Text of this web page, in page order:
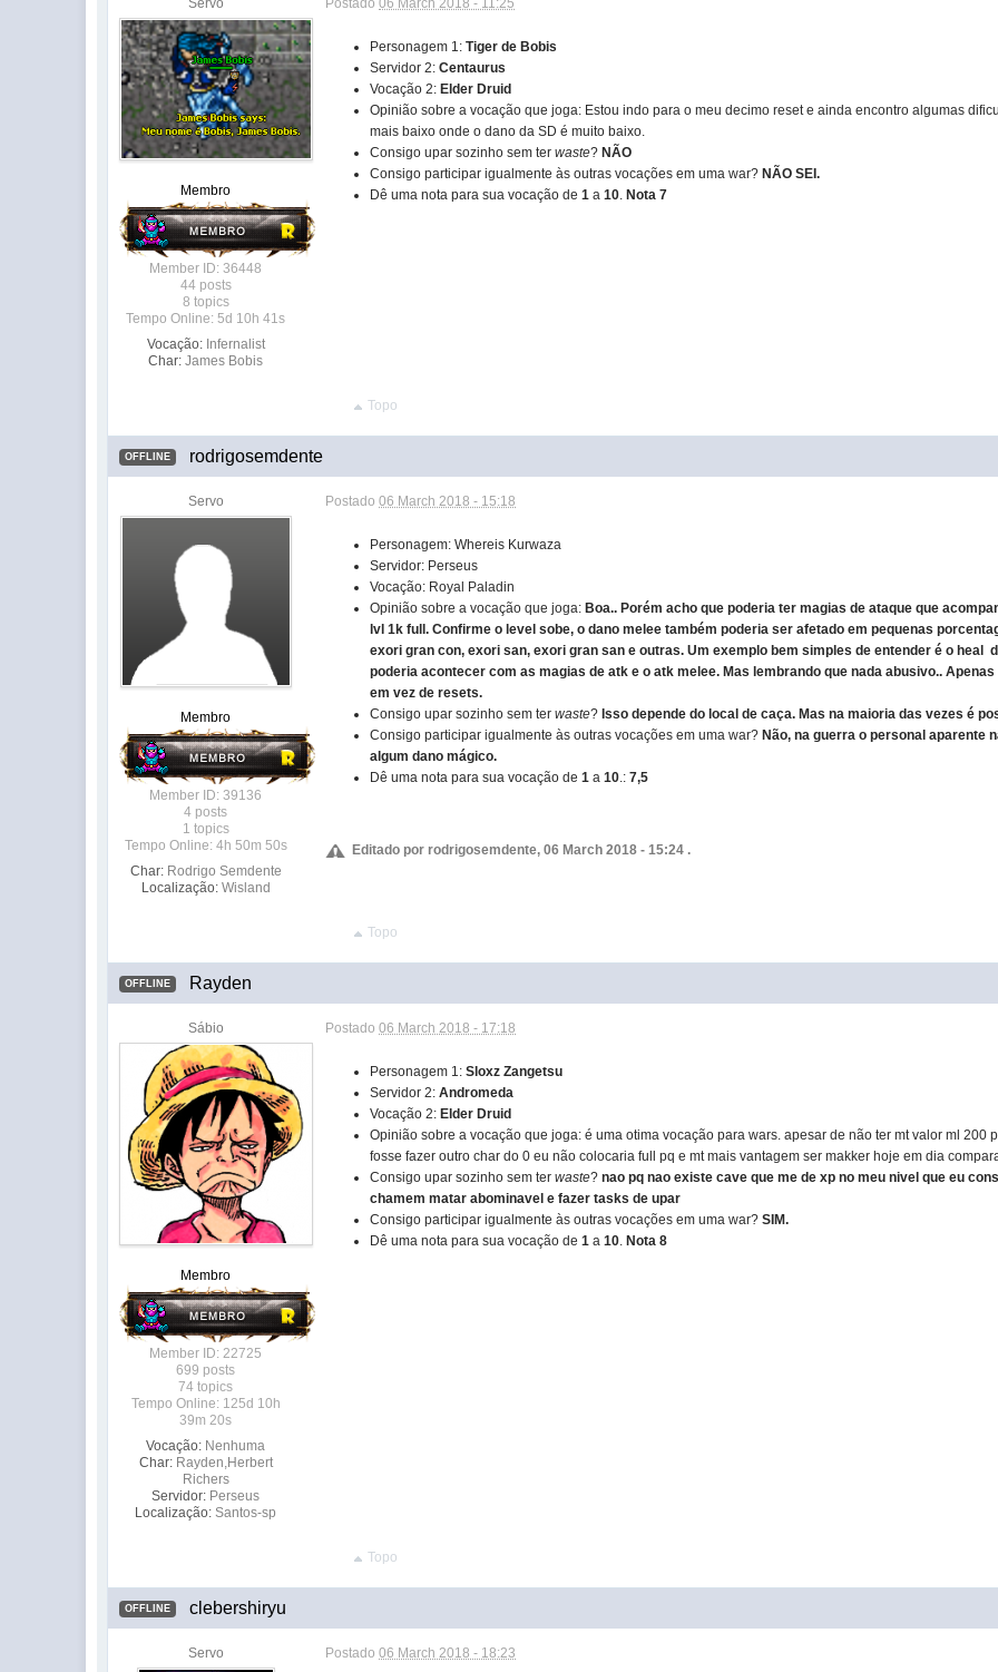
Servo
Membro
Member ID: 36448
44 posts
8 topics
Tempo Online: 5d 10h 41s
Vocação: Infernalist
Char: James Bobis
Postado06 March 2018 - 11:25
Personagem 1:Tiger de Bobis
Servidor 2:Centaurus
Vocação 2: Elder Druid
Opinião sobre a vocação que joga: Estou indo para o meu decimo reset e ainda encontro algumas
mais baixo onde o dano da SD é muito baixo.
Consigo upar sozinho sem terwaste? NÃO
Consigo participar igualmente às outras vocações em uma war? NÃO SEI.
Dê uma nota para sua vocação de1 a10. Nota 7
Topo
OFFLINE rodrigosemdente
Servo
Membro
Member ID: 39136
4 posts
1 topics
Tempo Online: 4h 50m 50s
Char: Rodrigo Semdente
Localização: Wisland
Postado06 March 2018 - 15:18
Personagem: Whereis Kurwaza
Servidor: Perseus
Vocação: Royal Paladin
Opinião sobre a vocação que joga: Boa.. Porém acho que poderia ter magias de ataque que
lvl 1k full. Confirme o level sobe, o dano melee também poderia ser afetado em pequenas
exori gran con, exori san, exori gran san e outras. Um exemplo bem simples de entender é o heal
poderia acontecer com as magias de atk e o atk melee. Mas lembrando que nada abusivo..
em vez de resets.
Consigo upar sozinho sem terwaste? Isso depende do local de caça. Mas na maioria das vezes é
Consigo participar igualmente às outras vocações em uma war? Não, na guerra o personal aparente
algum dano mágico.
Dê uma nota para sua vocação de1 a10.:7,5
Editado por rodrigosemdente, 06 March 2018 - 15:24 .
Topo
OFFLINE Rayden
Sábio
Membro
Member ID: 22725
699 posts
74 topics
Tempo Online: 125d 10h
39m 20s
Vocação: Nenhuma
Char: Rayden,Herbert
Richers
Servidor: Perseus
Localização: Santos-sp
Postado06 March 2018 - 17:18
Personagem 1:Sloxz Zangetsu
Servidor 2:Andromeda
Vocação 2: Elder Druid
Opinião sobre a vocação que joga: é uma otima vocação para wars. apesar de não ter mt valor ml 200
fosse fazer outro char do 0 eu não colocaria full pq e mt mais vantagem ser makker hoje em dia
Consigo upar sozinho sem terwaste?nao pq nao existe cave que me de xp no meu nivel que eu
chamem matar abominavel e fazer tasks de upar
Consigo participar igualmente às outras vocações em uma war?SIM.
Dê uma nota para sua vocação de1 a10. Nota 8
Topo
OFFLINE clebershiryu
Servo Postado06 March 2018 - 18:23